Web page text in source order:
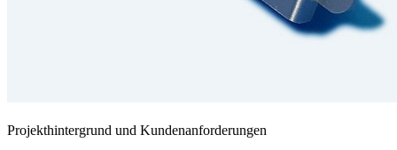
Projekthintergrund und Kundenanforderungen